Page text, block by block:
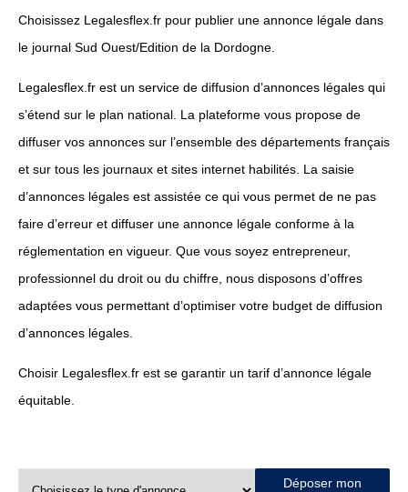
Choisissez Legalesflex.fr pour publier une annonce légale dans
le journal Sud Ouest/Edition de la Dordogne.
Legalesflex.fr est un service de diffusion d’annonces légales qui
s’étend sur le plan national. La plateforme vous propose de
diffuser vos annonces sur l’ensemble des départements français
et sur tous les journaux et sites internet habilités. La saisie
d’annonces légales est assistée ce qui vous permet de ne pas
faire d’erreur et diffuser une annonce légale conforme à la
réglementation en vigueur. Que vous soyez entrepreneur,
professionnel du droit ou du chiffre, nous disposons d’offres
adaptées vous permettant d’optimiser votre budget de diffusion
d’annonces légales.
Choisir Legalesflex.fr est se garantir un tarif d’annonce légale
équitable.
Déposer mon